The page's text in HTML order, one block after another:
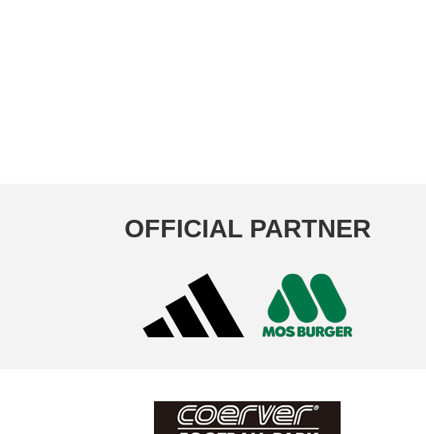
OFFICIAL PARTNER